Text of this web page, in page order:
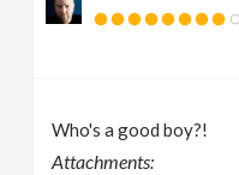
Who's a good boy?!
Attachments: